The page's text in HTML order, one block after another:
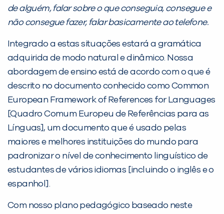
de alguém, falar sobre o que conseguia, consegue e
não consegue fazer, falar basicamente ao telefone.
Integrado a estas situações estará a gramática
adquirida de modo natural e dinâmico. Nossa
abordagem de ensino está de acordo com o que é
descrito no documento conhecido como Common
European Framework of References for Languages
[Quadro Comum Europeu de Referências para as
Línguas], um documento que é usado pelas
maiores e melhores instituições do mundo para
padronizar o nível de conhecimento linguístico de
estudantes de vários idiomas [incluindo o inglês e o
espanhol].
Com nosso plano pedagógico baseado neste